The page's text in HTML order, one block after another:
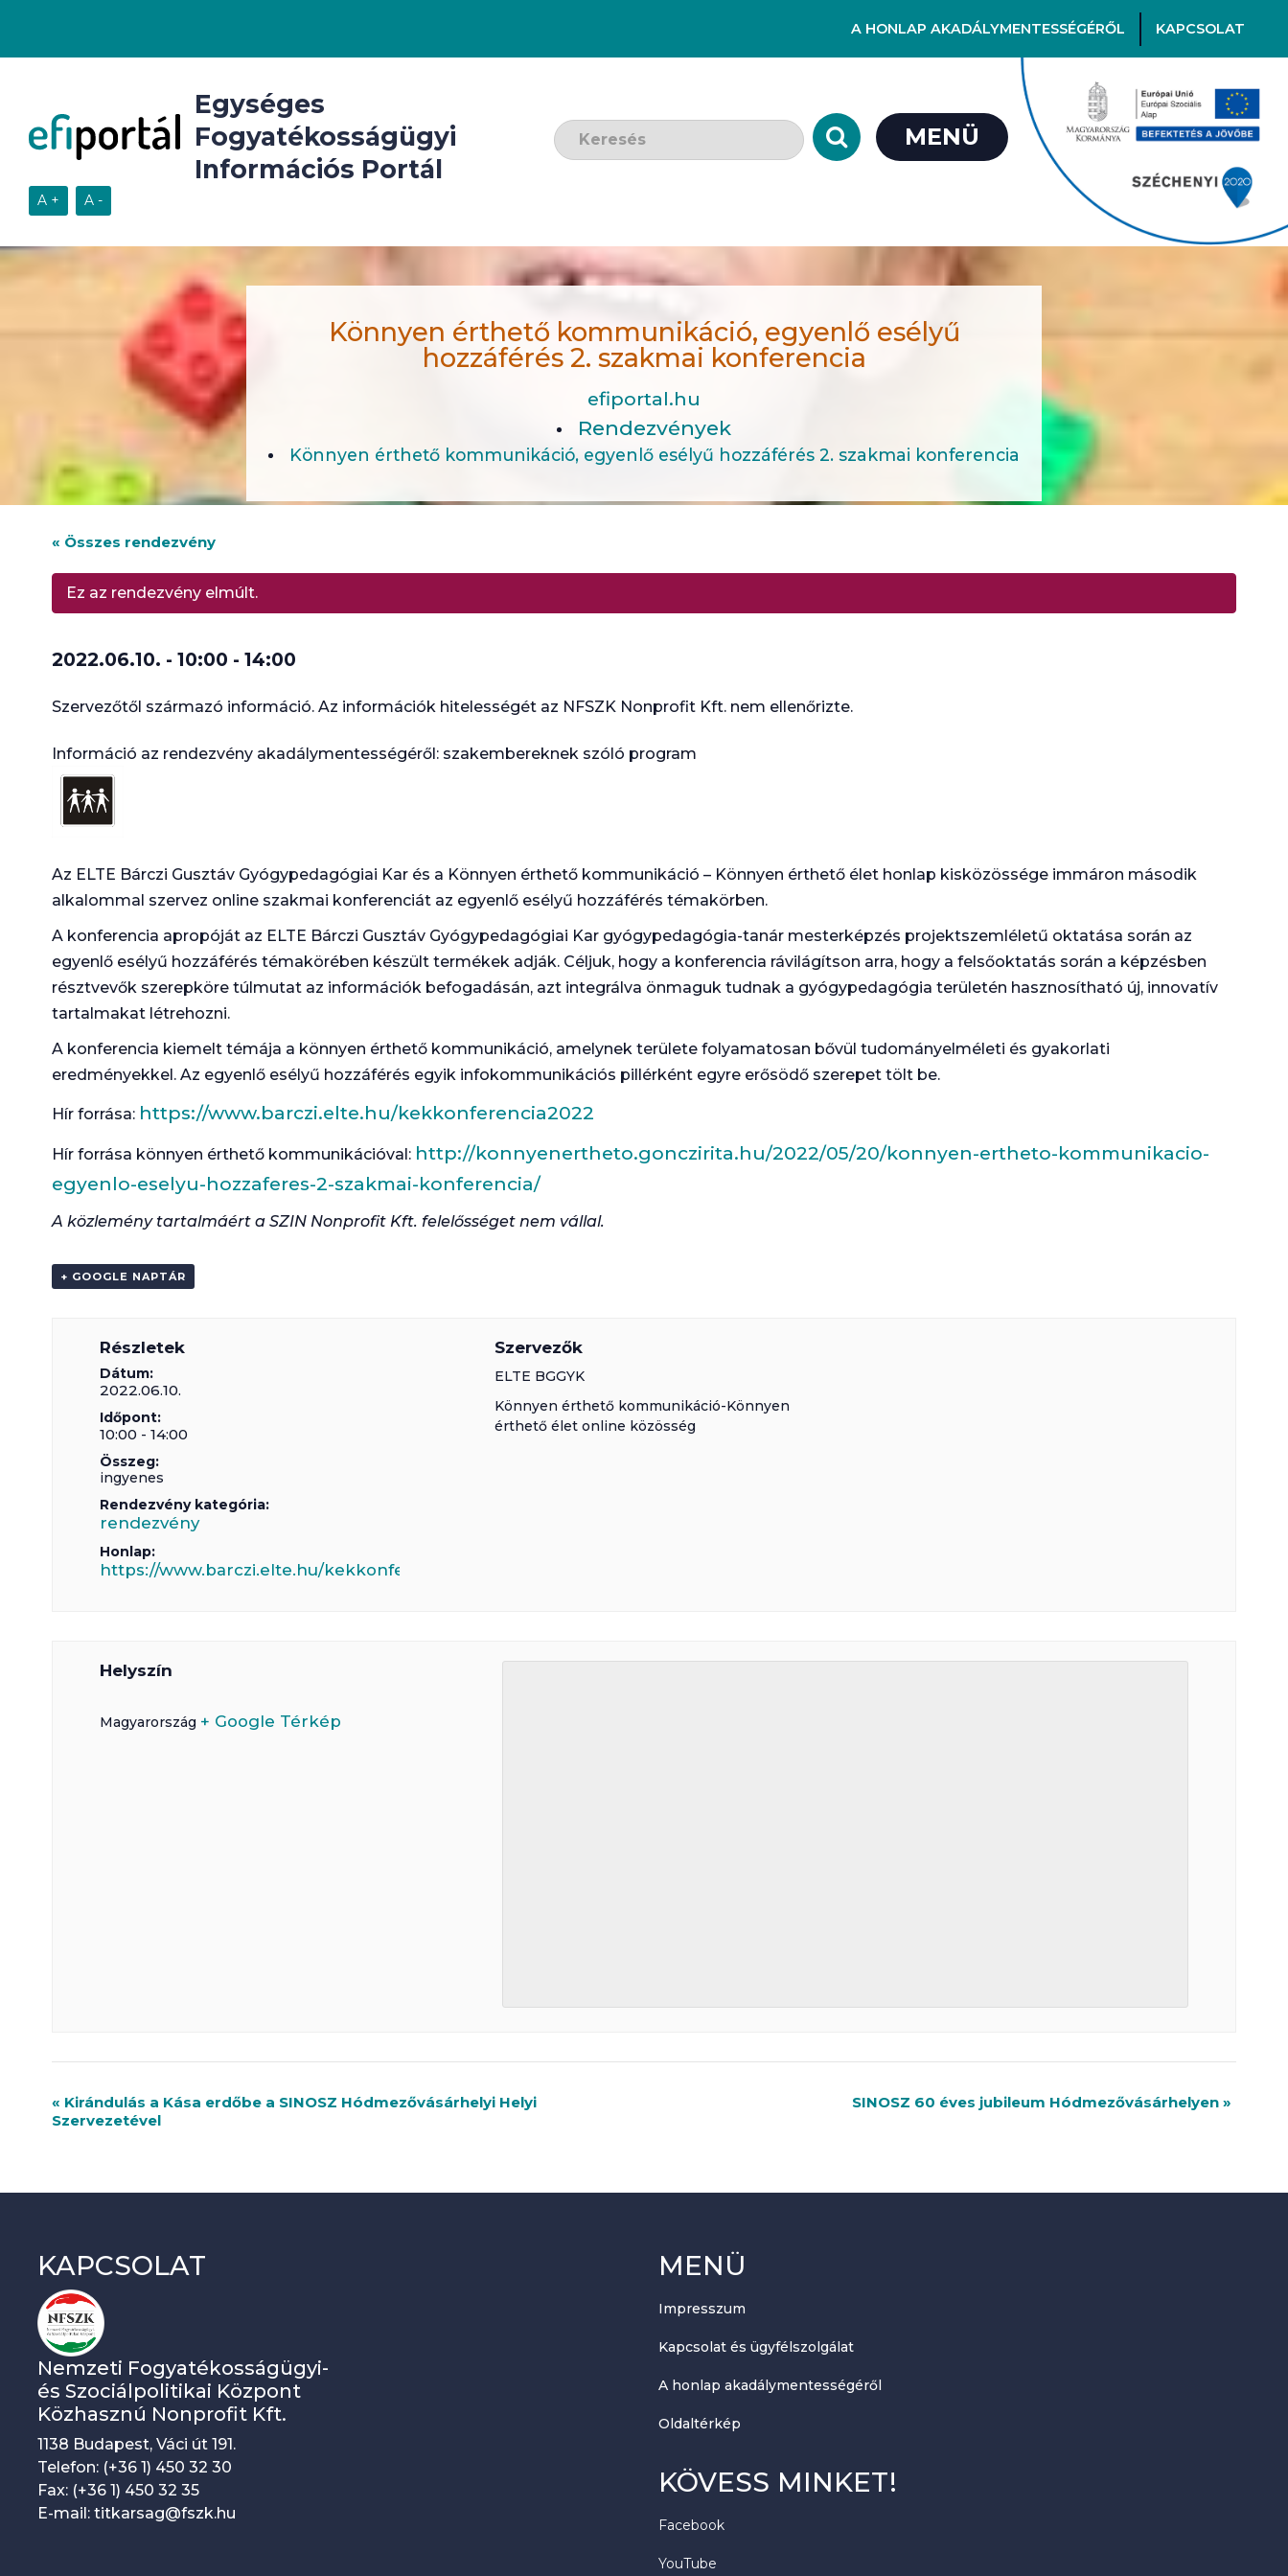
A HONLAP AKADÁLYMENTESSÉGÉRŐL KAPCSOLAT
Egységes
Fogyatékosságügyi
Információs Portál
Keresendő szó: MENÜ
Könnyen érthető kommunikáció, egyenlő esélyű
hozzáférés 2. szakmai konferencia
efiportal.hu
Rendezvények
Könnyen érthető kommunikáció, egyenlő esélyű hozzáférés 2. szakmai konferencia
« Összes rendezvény
Ez az rendezvény elmúlt.
2022.06.10. - 10:00 - 14:00
Szervezőtől származó információ. Az információk hitelességét az NFSZK Nonprofit Kft. nem ellenőrizte.
Információ az rendezvény akadálymentességéről: szakembereknek szóló program
Az ELTE Bárczi Gusztáv Gyógypedagógiai Kar és a Könnyen érthető kommunikáció – Könnyen érthető élet honlap kisközössége immáron második
alkalommal szervez online szakmai konferenciát az egyenlő esélyű hozzáférés témakörben.
A konferencia apropóját az ELTE Bárczi Gusztáv Gyógypedagógiai Kar gyógypedagógia-tanár mesterképzés projektszemléletű oktatása során az
egyenlő esélyű hozzáférés témakörében készült termékek adják. Céljuk, hogy a konferencia rávilágítson arra, hogy a felsőoktatás során a képzésben
résztvevők szerepköre túlmutat az információk befogadásán, azt integrálva önmaguk tudnak a gyógypedagógia területén hasznosítható új, innovatív
tartalmakat létrehozni.
A konferencia kiemelt témája a könnyen érthető kommunikáció, amelynek területe folyamatosan bővül tudományelméleti és gyakorlati
eredményekkel. Az egyenlő esélyű hozzáférés egyik infokommunikációs pillérként egyre erősödő szerepet tölt be.
Hír forrása: https://www.barczi.elte.hu/kekkonferencia2022
Hír forrása könnyen érthető kommunikációval: http://konnyenertheto.gonczirita.hu/2022/05/20/konnyen-ertheto-kommunikacio-
egyenlo-eselyu-hozzaferes-2-szakmai-konferencia/
A közlemény tartalmáért a SZIN Nonprofit Kft. felelősséget nem vállal.
+ GOOGLE NAPTÁR
Részletek
Dátum:
2022.06.10.
Időpont:
10:00 - 14:00
Összeg:
ingyenes
Rendezvény kategória:
rendezvény
Honlap:
https://www.barczi.elte.hu/kekkonferencia2022
Szervezők
ELTE BGGYK
Könnyen érthető kommunikáció-Könnyen
érthető élet online közösség
Helyszín
Magyarország + Google Térkép
R
d
z
v
é
n
y
n
a
v
i
« Kirándulás a Kása erdőbe a SINOSZ Hódmezővásárhelyi Helyi
Szervezetével
SINOSZ 60 éves jubileum Hódmezővásárhelyen»
KAPCSOLAT
Nemzeti Fogyatékosságügyi-
és Szociálpolitikai Központ
Közhasznú Nonprofit Kft.
1138 Budapest, Váci út 191.
Telefon: (+36 1) 450 32 30
Fax: (+36 1) 450 32 35
E-mail: titkarsag@fszk.hu
MENÜ
Impresszum
Kapcsolat és ügyfélszolgálat
A honlap akadálymentességéről
Oldaltérkép
KÖVESS MINKET!
Facebook
YouTube